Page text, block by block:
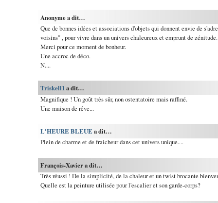
Anonyme a dit…
Que de bonnes idées et associations d'objets qui donnent envie de
voisins" , pour vivre dans un univers chaleureux et emprunt de zénitude.
Merci pour ce moment de bonheur.
Une accroc de déco.
N....
Triskell1a dit…
Magnifique ! Un goût très sûr, non ostentatoire mais raffiné.
Une maison de rêve...
L'HEURE BLEUE a dit…
Plein de charme et de fraicheur dans cet univers unique....
François-Xavier a dit…
Très réussi ! De la simplicité, de la chaleur et un twist brocante
Quelle est la peinture utilisée pour l'escalier et son garde-corps?